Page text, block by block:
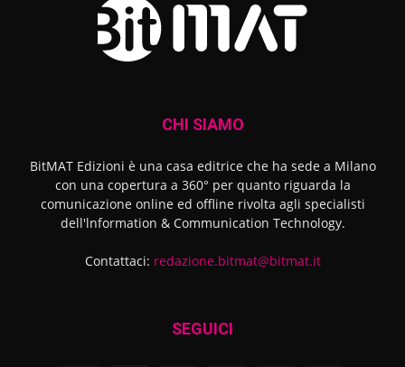
CHI SIAMO
BitMAT Edizioni è una casa editrice che ha sede a Milano
con una copertura a 360° per quanto riguarda la
comunicazione online ed offline rivolta agli specialisti
dell'lnformation & Communication Technology.
Contattaci: redazione.bitmat@bitmat.it
SEGUICI